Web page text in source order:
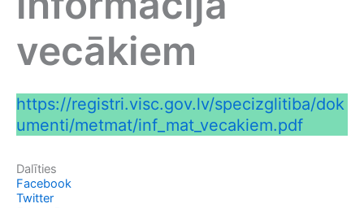
vecākiem
https://registri.visc.gov.lv/specizglitiba/dok
umenti/metmat/inf_mat_vecakiem.pdf
Dalīties
Facebook
Twitter